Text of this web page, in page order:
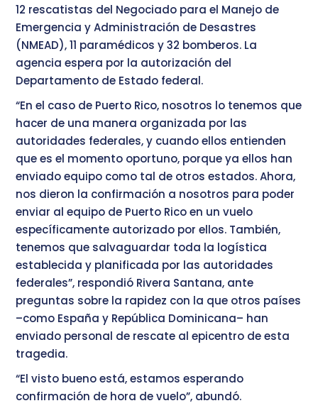
12 rescatistas del Negociado para el Manejo de
Emergencia y Administración de Desastres
(NMEAD), 11 paramédicos y 32 bomberos. La
agencia espera por la autorización del
Departamento de Estado federal.
“En el caso de Puerto Rico, nosotros lo tenemos que
hacer de una manera organizada por las
autoridades federales, y cuando ellos entienden
que es el momento oportuno, porque ya ellos han
enviado equipo como tal de otros estados. Ahora,
nos dieron la confirmación a nosotros para poder
enviar al equipo de Puerto Rico en un vuelo
específicamente autorizado por ellos. También,
tenemos que salvaguardar toda la logística
establecida y planificada por las autoridades
federales”, respondió Rivera Santana, ante
preguntas sobre la rapidez con la que otros países
–como España y República Dominicana– han
enviado personal de rescate al epicentro de esta
tragedia.
“El visto bueno está, estamos esperando
confirmación de hora de vuelo”, abundó.